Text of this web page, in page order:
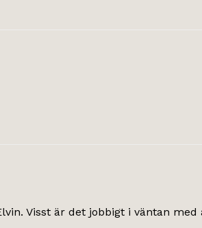
Visst är det jobbigt i väntan